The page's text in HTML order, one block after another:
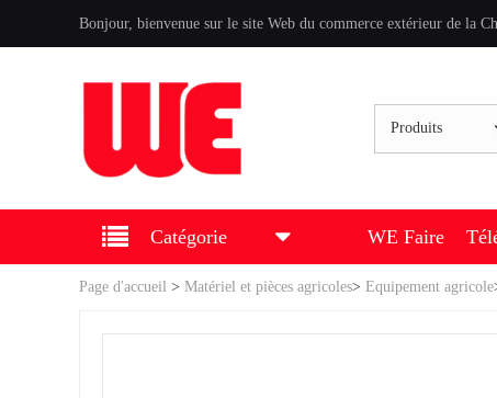
Bonjour, bienvenue sur le site Web du commerce extérieur de la
Produits
Catégorie WE Faire
Page d'accueil > Matériel et pièces agricoles> Equipement agricole